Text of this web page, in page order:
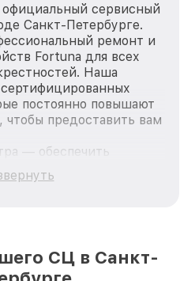
сервисный
Санкт-Петербурге.
ремонт и
Fortuna для всех
Наша
постоянно повышают
предоставить вам
— обеспечить
ремонт для
продукции Fortuna, вне
Fortuna в городе
СЦ в Санкт-